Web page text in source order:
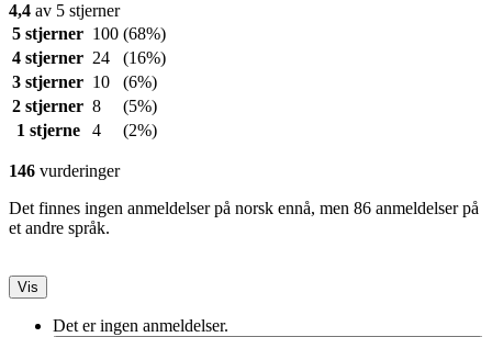
4,4 av 5 stjerner
5 stjerner 100 (68%)
4 stjerner 24
(16%)
3 stjerner 10
(6%)
2 stjerner 8
(5%)
1 stjerne
4 (2%)
146 vurderinger
Det finnes ingen anmeldelser på norsk ennå, men 86 anmeldelser på
et andre språk.
Vis
Det er ingen anmeldelser.